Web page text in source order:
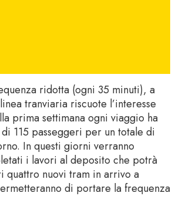
ridotta (ogni 35 minuti), a
tranviaria riscuote l’interesse
prima settimana ogni viaggio ha
115 passeggeri per un totale di
In questi giorni verranno
i lavori al deposito che potrà
quattro nuovi tram in arrivo a
di portare la frequenza